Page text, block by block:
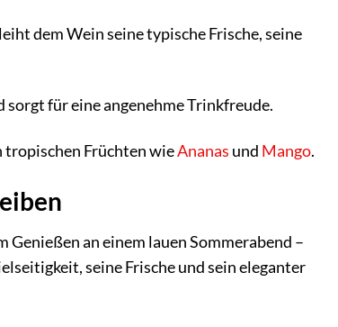
dem Wein seine typische Frische, seine
für eine angenehme Trinkfreude.
Früchten wieAnanas und Mango.
an einem lauen Sommerabend –
seine Frische und sein eleganter